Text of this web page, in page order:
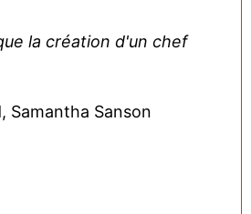
la création d'un chef
Samantha Sanson